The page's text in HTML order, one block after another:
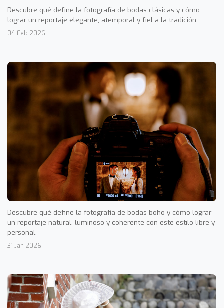
Descubre qué define la fotografía de bodas clásicas y cómo
lograr un reportaje elegante, atemporal y fiel a la tradición.
04 Feb 2026
Descubre qué define la fotografía de bodas boho y cómo lograr
un reportaje natural, luminoso y coherente con este estilo libre y
personal.
31 Jan 2026